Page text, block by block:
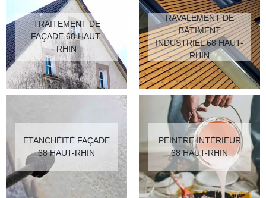
TRAITEMENT DE
FAÇADE 68 HAUT-
RHIN
RAVALEMENT DE
BÂTIMENT
INDUSTRIEL 68 HAUT-
RHIN
ETANCHÉITÉ FAÇADE
68 HAUT-RHIN
PEINTRE INTÉRIEUR
68 HAUT-RHIN